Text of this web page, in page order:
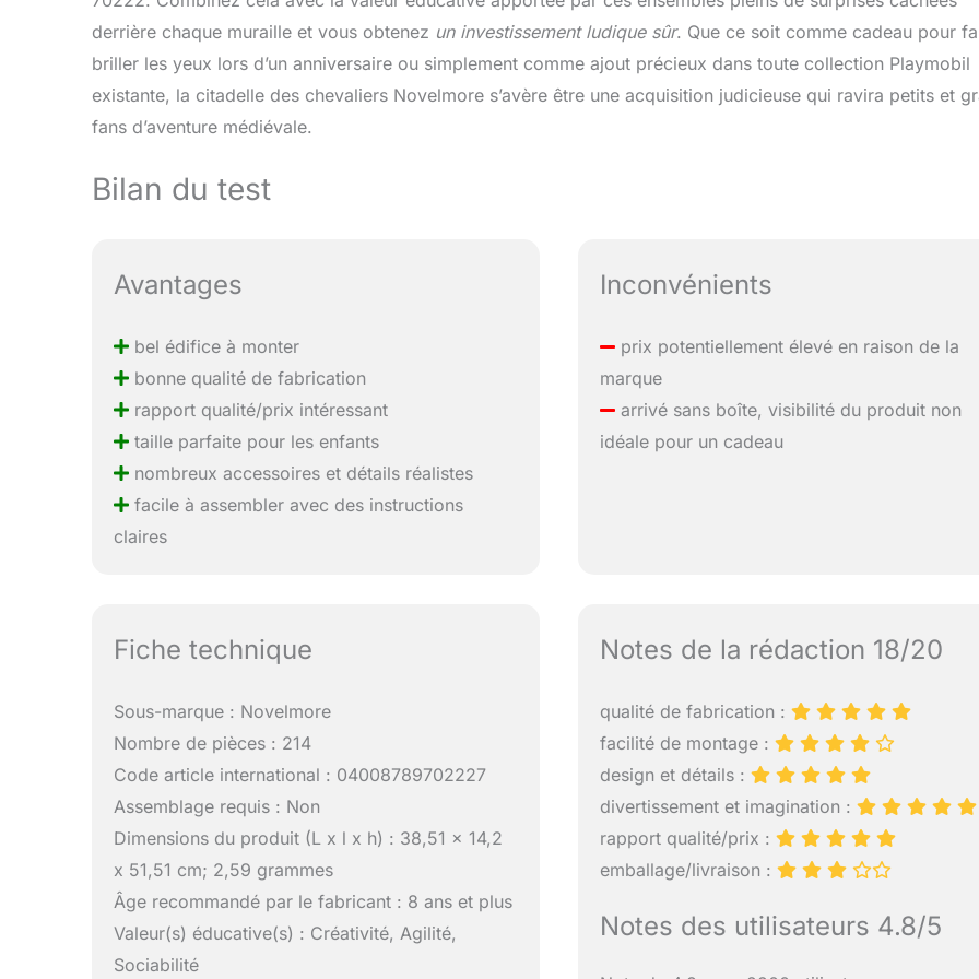
derrière chaque muraille et vous obtenez un investissement ludique sûr. Que ce soit comme cadeau pour
briller les yeux lors d’un anniversaire ou simplement comme ajout précieux dans toute collection Playmobil
existante, la citadelle des chevaliers Novelmore s’avère être une acquisition judicieuse qui ravira petits et
fans d’aventure médiévale.
Bilan du test
Avantages
bel édifice à monter
bonne qualité de fabrication
rapport qualité/prix intéressant
taille parfaite pour les enfants
nombreux accessoires et détails réalistes
facile à assembler avec des instructions
claires
Inconvénients
prix potentiellement élevé en raison de la
marque
arrivé sans boîte, visibilité du produit non
idéale pour un cadeau
Fiche technique
Sous-marque : Novelmore
Nombre de pièces : 214
Code article international : 04008789702227
Assemblage requis : Non
Dimensions du produit (L x l x h) : 38,51 x 14,2
x 51,51 cm; 2,59 grammes
Âge recommandé par le fabricant : 8 ans et plus
Valeur(s) éducative(s) : Créativité, Agilité,
Sociabilité
Notes de la rédaction 18/20
qualité de fabrication :
facilité de montage :
design et détails :
divertissement et imagination :
rapport qualité/prix :
emballage/livraison :
Notes des utilisateurs 4.8/5